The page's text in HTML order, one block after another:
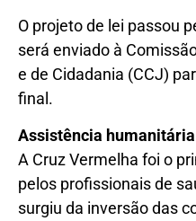
O projeto de lei passou
será enviado à
e de Cidadania (CCJ)
final.
Assistência humanitária
A Cruz Vermelha foi o
pelos profissionais de
surgiu da inversão das